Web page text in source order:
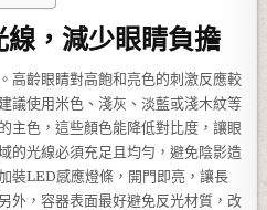
，減少眼睛負擔
高齡眼睛對高飽和亮色的刺激反應較
議使用米色、淺灰、淡藍或淺木紋等
主色，這些顏色能降低對比度，讓眼
的光線必須充足且均勻，避免陰影造
裝LED感應燈條，開門即亮，讓長
外，容器表面最好避免反光材質，改